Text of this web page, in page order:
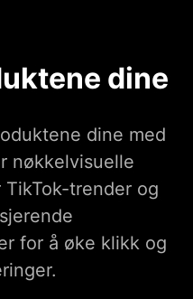
dine
dine med
nøkkelvisuelle
trender og
for å øke klikk og